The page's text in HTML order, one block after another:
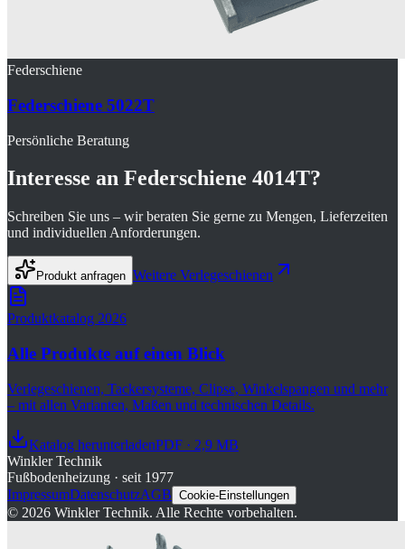
Federschiene
Federschiene 5022T
Persönliche Beratung
Interesse an Federschiene 4014T?
Schreiben Sie uns – wir beraten Sie gerne zu Mengen, Lieferzeiten
und individuellen Anforderungen.
Produkt anfragen Weitere Verlegeschienen
Produktkatalog 2026
Alle Produkte auf einen Blick
Verlegeschienen, Tackersysteme, Clipse, Winkelspangen und mehr
– mit allen Varianten, Maßen und technischen Details.
Katalog herunterladenPDF · 2,9 MB
Winkler Technik
Fußbodenheizung · seit 1977
ImpressumDatenschutzAGB Cookie-Einstellungen
© 2026 Winkler Technik. Alle Rechte vorbehalten.